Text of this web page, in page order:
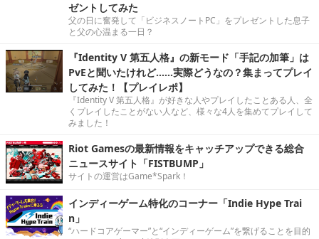
ゼントしてみた
父の日に奮発して「ビジネスノートPC」をプレゼントした息子
と父の心温まる一日？
『Identity V 第五人格』の新モード「手記の加筆」は
PvEと聞いたけれど……実際どうなの？集まってプレイ
してみた！【プレイレポ】
『Identity V 第五人格』が好きな人やプレイしたことある人、全
くプレイしたことがない人など、様々な4人を集めてプレイして
みました！
Riot Gamesの最新情報をキャッチアップできる総合
ニュースサイト「FISTBUMP」
サイトの運営はGame*Spark！
インディーゲーム特化のコーナー「Indie Hype Trai
n」
“ハードコアゲーマー”と“インディーゲーム”を繋げることを目的